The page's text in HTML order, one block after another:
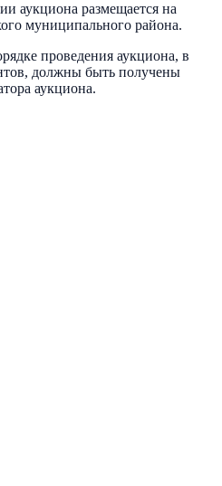
аукциона размещается на
муниципального района.
проведения аукциона, в
должны быть получены
аукциона.